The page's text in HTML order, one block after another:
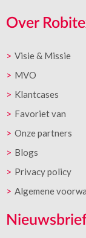
Over
Visie & Missie
MVO
Klantcases
Favoriet van
Onze partners
Blogs
Privacy policy
Algemene